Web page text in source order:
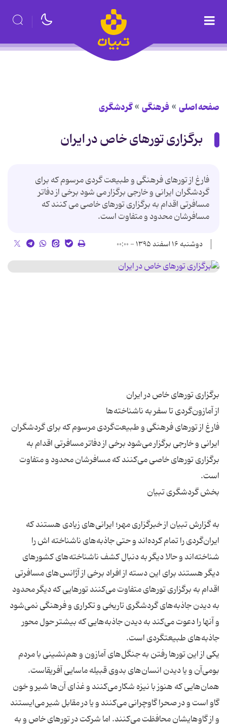
صفحه اصلی فرهنگی گردشگری
برگزاری تورهای خاص در ایران
فارغ از تورهای فرهنگی و طبیعت گردی مرسوم که برای
گردشگران ایرانی و خارجی برگزار می شود برخی از دفاتر
مسافرتی اقدام به برگزاری تورهای خاصی می کنند که
مسافرشان محدود و متفاوت است.
دوشنبه ۱۶ اسفند ۱۳۹۵ - ۰۰:۰۰
فارغ از تورهای فرهنگی و طبیعت‌گردی مرسوم که برای گردشگران
ایرانی و خارجی برگزار می‌شود برخی از دفاتر مسافرتی اقدام به
برگزاری تورهای خاصی می‌کنند که مسافرشان محدود و متفاوت
به گزارش تبیان از خبرگزاری مهر؛ ایرانی‌های زیادی هستند که
ایران‌گردی را تمام کرده‌اند و حتی جاذبه‌های ناشناخته اش را
شناخته‌اند و حالا دیگر به دنبال کشف ناشناخته‌های کشورهای
دیگر هستند برای این دسته از افراد برخی از آژانس‌های مسافرتی
اقدام به برگزاری تورهای متفاوت می‌کنند تورهایی که دیگر محدود
به دیدن جاذبه‌های گردشگری تاریخی و تکراری و فرهنگی نمی‌شود
و آنها را دعوت می‌کند به دیدن جاذبه‌هایی که بیشتر حول محور
یکی از این تورها رفتن به جنگل‌های آمازون و هم‌نشینی با مردم
بومی‌آن و یا دیدن انسان‌های بدوی قبیله ماسایی آفریقاست.
همان‌هایی که هنوز با نیزه شکار می‌کنند و غذای آن‌ها شیر و خون
گاو است و در صحرا گاوچرانی می‌کنند و یا در مقابل شیر می‌ایستند
و از گاوهایشان محافظت می‌کنند. اما شرکت در تورهای خاص و به